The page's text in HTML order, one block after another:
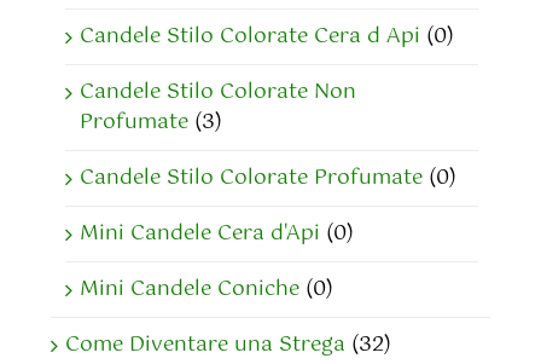
Candele Stilo Colorate Cera d Api (0)
Candele Stilo Colorate Non
Profumate (3)
Candele Stilo Colorate Profumate (0)
Mini Candele Cera d'Api (0)
Mini Candele Coniche (0)
Come Diventare una Strega (32)